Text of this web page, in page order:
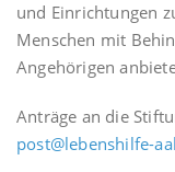
und Einrichtungen
Menschen mit
Angehörigen
Anträge an die
post@lebenshilfe-